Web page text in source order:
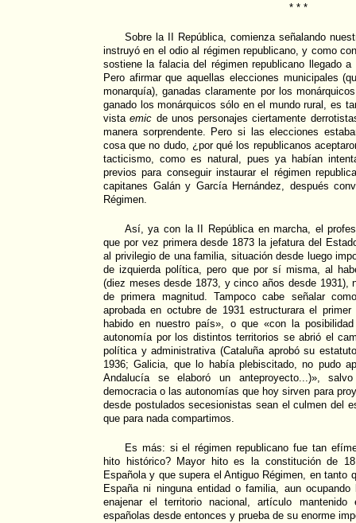
* * *
Sobre la II República, comienza señalando
instruyó en el odio al régimen republicano, y como
sostiene la falacia del régimen republicano llegado
Pero afirmar que aquellas elecciones municipales
monarquía), ganadas claramente por los
ganado los monárquicos sólo en el mundo rural, es
vistaemic de unos personajes ciertamente
manera sorprendente. Pero si las elecciones
cosa que no dudo, ¿por qué los republicanos
tacticismo, como es natural, pues ya habían
previos para conseguir instaurar el régimen
capitanes Galán y García Hernández, después
Régimen.
Así, ya con la II República en marcha, el
que por vez primera desde 1873 la jefatura del
al privilegio de una familia, situación desde luego
de izquierda política, pero que por sí misma, al
(diez meses desde 1873, y cinco años desde 1931),
de primera magnitud. Tampoco cabe señalar
aprobada en octubre de 1931 estructurara el
habido en nuestro país», o que «con la
autonomía por los distintos territorios se abrió el
política y administrativa (Cataluña aprobó su
1936; Galicia, que lo había plebiscitado, no pudo
Andalucía se elaboró un anteproyecto...)»,
democracia o las autonomías que hoy sirven para
desde postulados secesionistas sean el culmen del
que para nada compartimos.
Es más: si el régimen republicano fue tan
hito histórico? Mayor hito es la constitución de
Española y que supera el Antiguo Régimen, en tanto
España ni ninguna entidad o familia, aun
enajenar el territorio nacional, artículo
españolas desde entonces y prueba de su enorme